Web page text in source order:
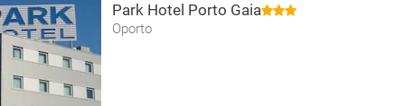
Park Hotel Porto Gaia
Oporto